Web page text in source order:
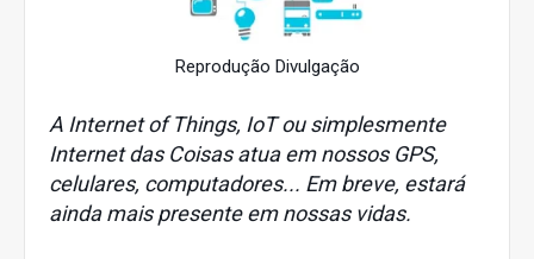
Reprodução Divulgação
A Internet of Things, IoT ou simplesmente
Internet das Coisas atua em nossos GPS,
celulares, computadores... Em breve, estará
ainda mais presente em nossas vidas.